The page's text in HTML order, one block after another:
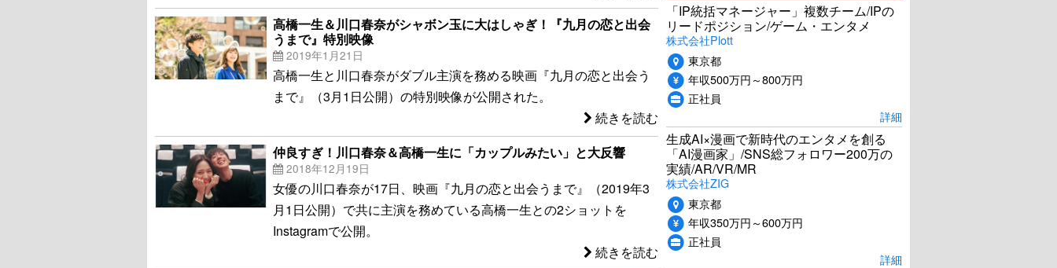
高橋一生＆川口春奈がシャボン玉に大はしゃぎ！『九月の恋と出会
うまで』特別映像
2019年1月21日
高橋一生と川口春奈がダブル主演を務める映画『九月の恋と出会う
まで』（3月1日公開）の特別映像が公開された。
続きを読む
仲良すぎ！川口春奈＆高橋一生に「カップルみたい」と大反響
2018年12月19日
女優の川口春奈が17日、映画『九月の恋と出会うまで』（2019年3
月1日公開）で共に主演を務めている高橋一生との2ショットを
Instagramで公開。
続きを読む
「IP統括マネージャー」複数チーム/IPの
リードポジション/ゲーム・エンタメ
株式会社Plott
東京都
年収500万円～800万円
正社員
詳細
生成AI×漫画で新時代のエンタメを創る
「AI漫画家」/SNS総フォロワー200万の
実績/AR/VR/MR
株式会社ZIG
東京都
年収350万円～600万円
正社員
詳細